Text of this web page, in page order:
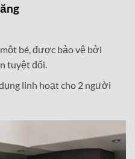
bé, được bảo vệ bởi
tuyệt đối.
linh hoạt cho 2 người